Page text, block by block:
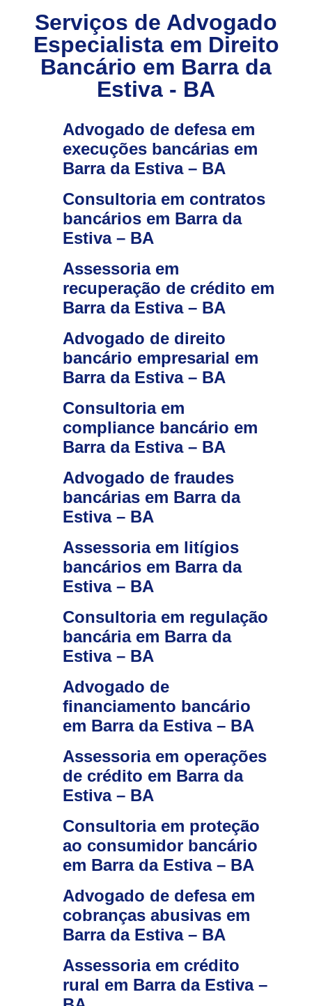
Serviços de Advogado
Especialista em Direito
Bancário em Barra da
Estiva - BA
Advogado de defesa em
execuções bancárias em
Barra da Estiva – BA
Consultoria em contratos
bancários em Barra da
Estiva – BA
Assessoria em
recuperação de crédito em
Barra da Estiva – BA
Advogado de direito
bancário empresarial em
Barra da Estiva – BA
Consultoria em
compliance bancário em
Barra da Estiva – BA
Advogado de fraudes
bancárias em Barra da
Estiva – BA
Assessoria em litígios
bancários em Barra da
Estiva – BA
Consultoria em regulação
bancária em Barra da
Estiva – BA
Advogado de
financiamento bancário
em Barra da Estiva – BA
Assessoria em operações
de crédito em Barra da
Estiva – BA
Consultoria em proteção
ao consumidor bancário
em Barra da Estiva – BA
Advogado de defesa em
cobranças abusivas em
Barra da Estiva – BA
Assessoria em crédito
rural em Barra da Estiva –